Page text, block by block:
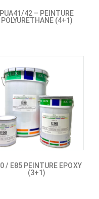
PUA41/42 – PEINTURE
POLYURETHANE (4+1)
/ E85 PEINTURE EPOXY
(3+1)